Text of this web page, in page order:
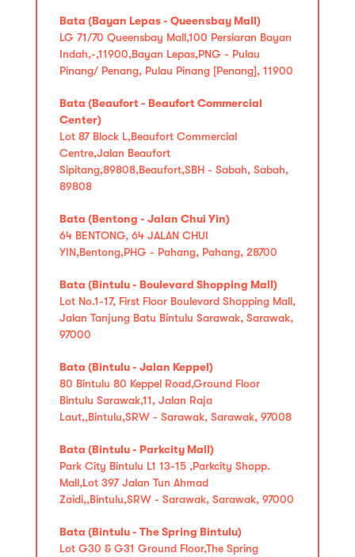
Bata (Bayan Lepas - Queensbay Mall)
LG 71/70 Queensbay Mall,100 Persiaran Bayan
Indah,-,11900,Bayan Lepas,PNG - Pulau
Pinang/ Penang, Pulau Pinang [Penang], 11900
Bata (Beaufort - Beaufort Commercial
Center)
Lot 87 Block L,Beaufort Commercial
Centre,Jalan Beaufort
Sipitang,89808,Beaufort,SBH - Sabah, Sabah,
89808
Bata (Bentong - Jalan Chui Yin)
64 BENTONG, 64 JALAN CHUI
YIN,Bentong,PHG - Pahang, Pahang, 28700
Bata (Bintulu - Boulevard Shopping Mall)
Lot No.1-17, First Floor Boulevard Shopping Mall,
Jalan Tanjung Batu Bintulu Sarawak, Sarawak,
97000
Bata (Bintulu - Jalan Keppel)
80 Bintulu 80 Keppel Road,Ground Floor
Bintulu Sarawak,11, Jalan Raja
Laut,,Bintulu,SRW - Sarawak, Sarawak, 97008
Bata (Bintulu - Parkcity Mall)
Park City Bintulu L1 13-15 ,Parkcity Shopp.
Mall,Lot 397 Jalan Tun Ahmad
Zaidi,,Bintulu,SRW - Sarawak, Sarawak, 97000
Bata (Bintulu - The Spring Bintulu)
Lot G30 & G31 Ground Floor,The Spring